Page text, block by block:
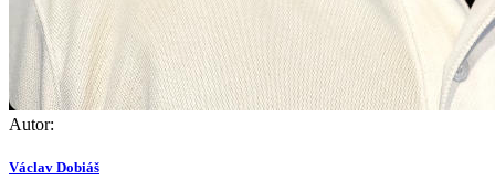
Autor:
Václav Dobiáš